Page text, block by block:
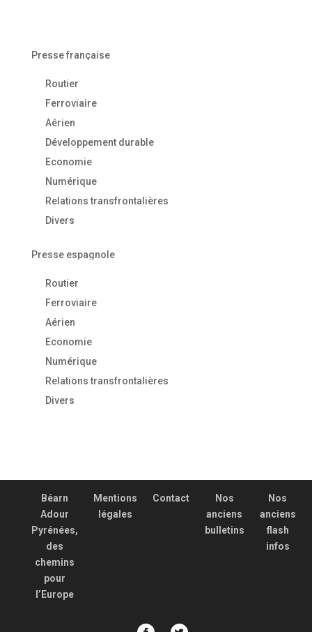
Presse française
Routier
Ferroviaire
Aérien
Développement durable
Economie
Numérique
Relations transfrontalières
Divers
Presse espagnole
Routier
Ferroviaire
Aérien
Economie
Numérique
Relations transfrontalières
Divers
Béarn
Adour
Pyrénées,
des
chemins
pour
l’Europe
Mentions
légales
Contact
Nos
anciens
bulletins
Nos
anciens
flash
infos